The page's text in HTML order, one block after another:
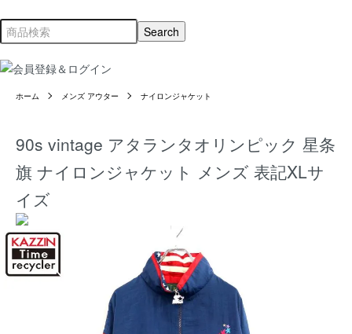
ホーム メンズ アウター ナイロンジャケット
90s vintage アタランタオリンピック 星条
旗 ナイロンジャケット メンズ 表記XLサ
イズ